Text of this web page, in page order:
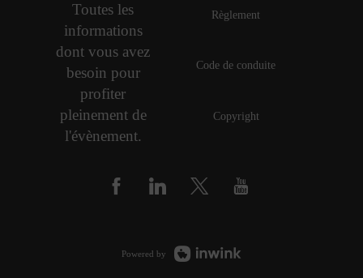
Toutes les
informations
dont vous avez
besoin pour
profiter
pleinement de
l'évènement.
Règlement
Code de conduite
Copyright
Powered by